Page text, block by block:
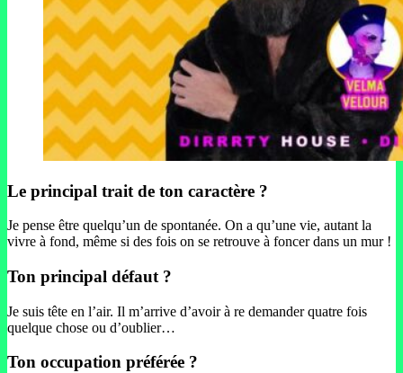
Le principal trait de ton caractère ?
Je pense être quelqu’un de spontanée. On a qu’une vie, autant la
vivre à fond, même si des fois on se retrouve à foncer dans un mur !
Ton principal défaut ?
Je suis tête en l’air. Il m’arrive d’avoir à re demander quatre fois
quelque chose ou d’oublier…
Ton occupation préférée ?